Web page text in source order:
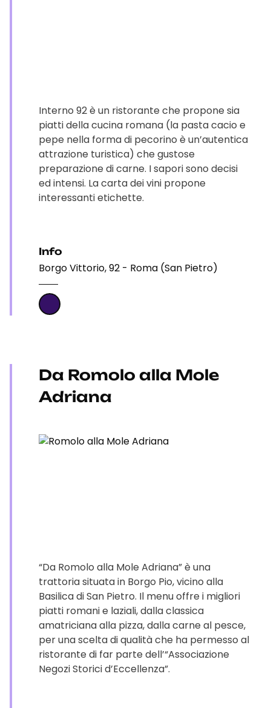
Interno 92 è un ristorante che propone sia
piatti della cucina romana (la pasta cacio e
pepe nella forma di pecorino è un’autentica
attrazione turistica) che gustose
preparazione di carne. I sapori sono decisi
ed intensi. La carta dei vini propone
interessanti etichette.
Info
Borgo Vittorio, 92 - Roma (San Pietro)
Da Romolo alla Mole
Adriana
“Da Romolo alla Mole Adriana” è una
trattoria situata in Borgo Pio, vicino alla
Basilica di San Pietro. Il menu offre i migliori
piatti romani e laziali, dalla classica
amatriciana alla pizza, dalla carne al pesce,
per una scelta di qualità che ha permesso al
ristorante di far parte dell’“Associazione
Negozi Storici d’Eccellenza”.